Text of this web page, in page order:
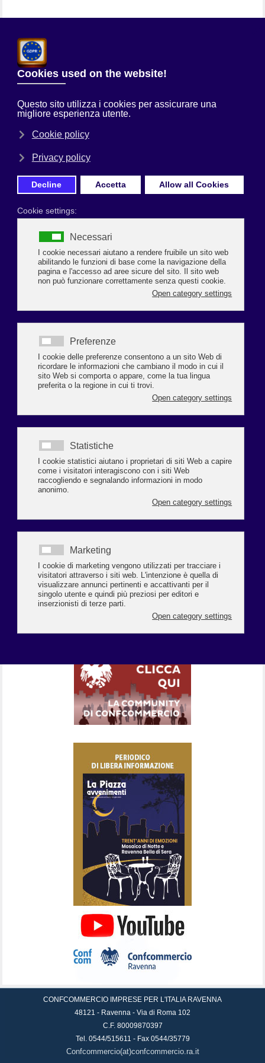
Chi Siamo
Sei qui:Home Uncategorised
acquisti nei negozi di fiducia!
Prima Pagina
Federazione Moda Italia per la promozione degli
acquisti nei negozi di fiducia!
Con l'approssimarsi delle festività natalizie, Federazione Moda Italia-
Confcommercio propone una campagna di comunicazione, realizzata grazie
alla collaborazione grafica
diConfcommercio Ravenna, volta ad augurare buone feste e sensibilizzare i
così a far brillare le nostre città.
utilizzate come LOCANDINE o sui SOCIAL NETWORK) con lo stesso claim
"A Natale puoi...far brillare la tua città. A Natale puoi...fare acquisti con il
CLICCA sui seguenti link per scaricare le immagini in formato pdf :
layout con bimba e albero di Natale in formato .pdf
Indietro
Avanti
CONFCOMMERCIO IMPRESE PER L'ITALIA RAVENNA
48121 - Ravenna - Via di Roma 102
C.F. 80009870397
Tel. 0544/515611 - Fax 0544/35779
Confcommercio(at)confcommercio.ra.it